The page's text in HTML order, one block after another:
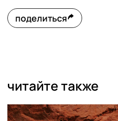
поделиться
читайте также